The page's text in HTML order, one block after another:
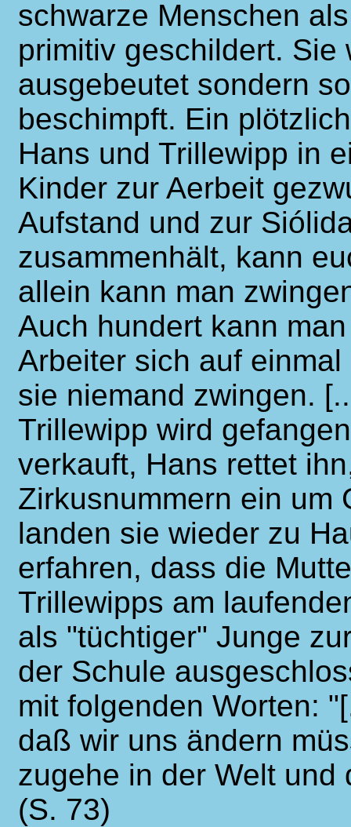
schwarze Menschen
primitiv geschildert. Sie
ausgebeutet sondern
beschimpft. Ein
Hans und Trillewipp in
Kinder zur Aerbeit
Aufstand und zur
zusammenhält, kann
allein kann man
Auch hundert kann
Arbeiter sich auf
sie niemand zwingen.
Trillewipp wird
verkauft, Hans rettet
Zirkusnummern ein um
landen sie wieder zu
erfahren, dass die
Trillewipps am
als "tüchtiger" Junge
der Schule
mit folgenden Worten:
daß wir uns ändern
zugehe in der Welt und
(S. 73)